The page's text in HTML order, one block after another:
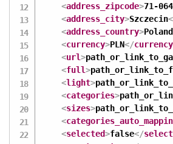
<address_zipcode>71-064
<address_city>Szczecin
<address_country>Poland
<currency>PLN</currency
<url>
<full>
<light>
<categories>
<sizes>
<
<selected>false</